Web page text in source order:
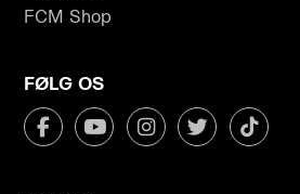
FCM Shop
FØLG OS